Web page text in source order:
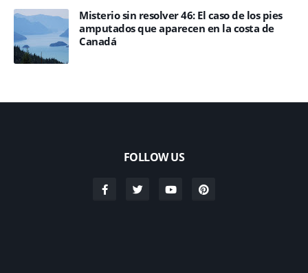
Misterio sin resolver 46: El caso de los pies
amputados que aparecen en la costa de
Canadá
FOLLOW US